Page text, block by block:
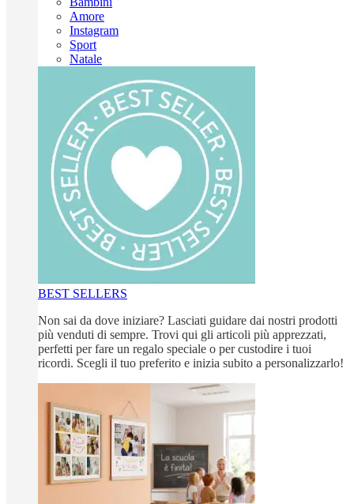
Amore
Instagram
Sport
Natale
BEST SELLERS
Non sai da dove iniziare? Lasciati guidare dai nostri prodotti
più venduti di sempre. Trovi qui gli articoli più apprezzati,
perfetti per fare un regalo speciale o per custodire i tuoi
ricordi. Scegli il tuo preferito e inizia subito a personalizzarlo!